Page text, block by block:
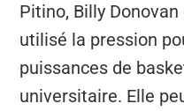
Pitino, Billy
utilisé la pression
puissances de
universitaire. Elle